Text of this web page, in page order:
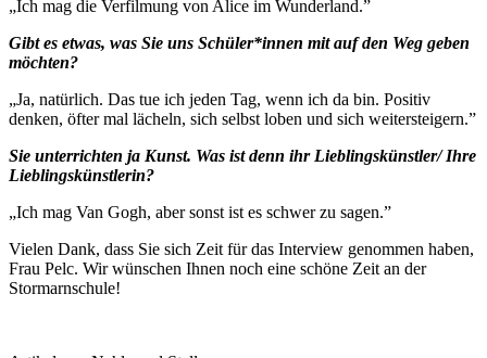
„Ich mag die Verfilmung von Alice im Wunderland.”
Gibt es etwas, was Sie uns Schüler*innen mit auf den Weg geben
möchten?
„Ja, natürlich. Das tue ich jeden Tag, wenn ich da bin. Positiv
denken, öfter mal lächeln, sich selbst loben und sich weitersteigern.”
Sie unterrichten ja Kunst. Was ist denn ihr Lieblingskünstler/ Ihre
Lieblingskünstlerin?
„Ich mag Van Gogh, aber sonst ist es schwer zu sagen.”
Vielen Dank, dass Sie sich Zeit für das Interview genommen haben,
Frau Pelc. Wir wünschen Ihnen noch eine schöne Zeit an der
Stormarnschule!